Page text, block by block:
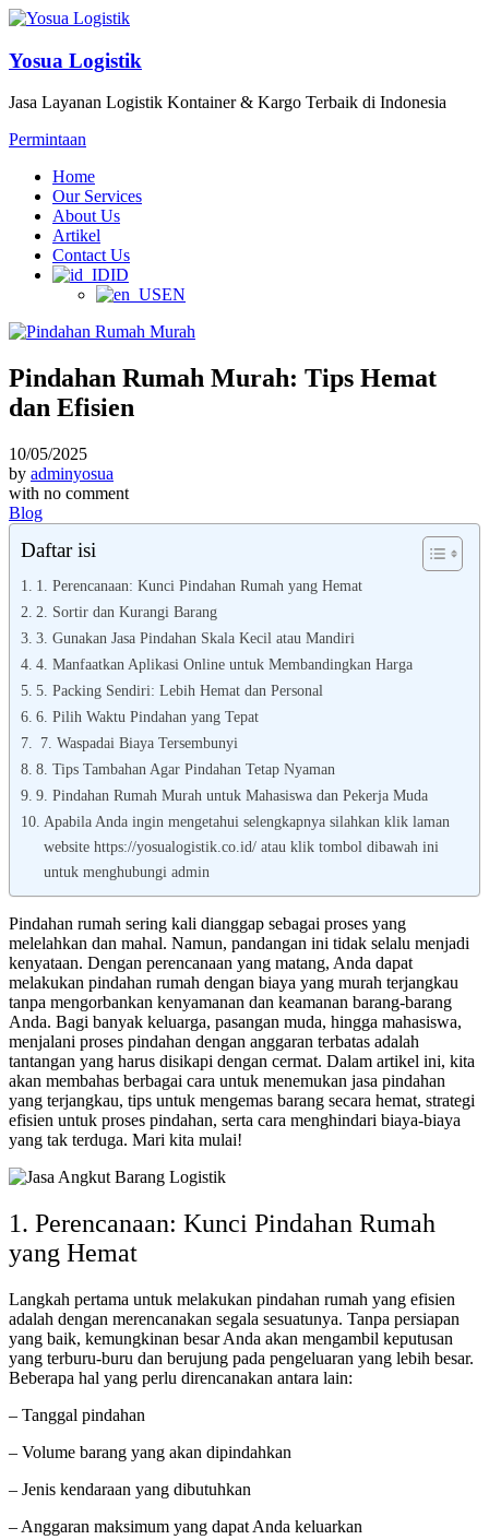
Yosua Logistik
Jasa Layanan Logistik Kontainer & Kargo Terbaik di Indonesia
Permintaan
Home
Our Services
About Us
Artikel
Contact Us
ID
EN
Pindahan Rumah Murah: Tips Hemat
dan Efisien
10/05/2025
by adminyosua
with no comment
Blog
Daftar isi
1. Perencanaan: Kunci Pindahan Rumah yang Hemat
2. Sortir dan Kurangi Barang
3. Gunakan Jasa Pindahan Skala Kecil atau Mandiri
4. Manfaatkan Aplikasi Online untuk Membandingkan Harga
5. Packing Sendiri: Lebih Hemat dan Personal
6. Pilih Waktu Pindahan yang Tepat
7. Waspadai Biaya Tersembunyi
8. Tips Tambahan Agar Pindahan Tetap Nyaman
9. Pindahan Rumah Murah untuk Mahasiswa dan Pekerja Muda
Apabila Anda ingin mengetahui selengkapnya silahkan klik laman
website https://yosualogistik.co.id/ atau klik tombol dibawah ini
untuk menghubungi admin
Pindahan rumah sering kali dianggap sebagai proses yang
melelahkan dan mahal. Namun, pandangan ini tidak selalu menjadi
kenyataan. Dengan perencanaan yang matang, Anda dapat
melakukan pindahan rumah dengan biaya yang murah terjangkau
tanpa mengorbankan kenyamanan dan keamanan barang-barang
Anda. Bagi banyak keluarga, pasangan muda, hingga mahasiswa,
menjalani proses pindahan dengan anggaran terbatas adalah
tantangan yang harus disikapi dengan cermat. Dalam artikel ini, kita
akan membahas berbagai cara untuk menemukan jasa pindahan
yang terjangkau, tips untuk mengemas barang secara hemat, strategi
efisien untuk proses pindahan, serta cara menghindari biaya-biaya
yang tak terduga. Mari kita mulai!
1. Perencanaan: Kunci Pindahan Rumah
yang Hemat
Langkah pertama untuk melakukan pindahan rumah yang efisien
adalah dengan merencanakan segala sesuatunya. Tanpa persiapan
yang baik, kemungkinan besar Anda akan mengambil keputusan
yang terburu-buru dan berujung pada pengeluaran yang lebih besar.
Beberapa hal yang perlu direncanakan antara lain:
– Tanggal pindahan
– Volume barang yang akan dipindahkan
– Jenis kendaraan yang dibutuhkan
– Anggaran maksimum yang dapat Anda keluarkan